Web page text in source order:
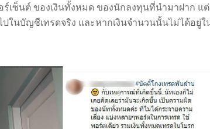
เซ็นต์ ของเงินทั้งหมด ของนักลงทุนที่นำมาฝาก แ
ปในบัญชีเทรดจริง และหากเงินจำนวนนั้นไม่ได้อยู่